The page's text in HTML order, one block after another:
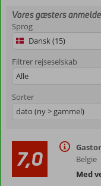
Vores gæsters
Sprog
Dansk (15)
Filtrer rejseselskab
Alle
Sorter
dato (ny > gammel)
7,0
Belgie
Med